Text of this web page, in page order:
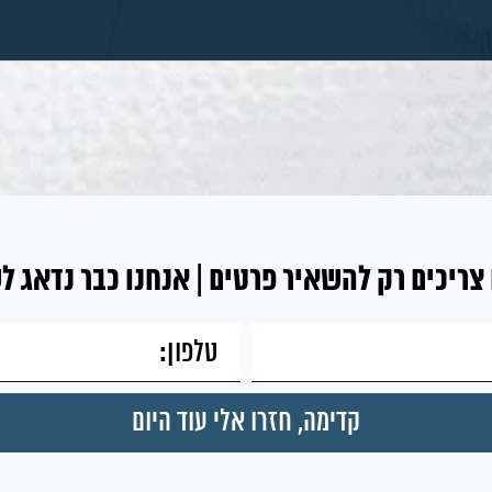
רק להשאיר פרטים | אנחנו כבר נדאג